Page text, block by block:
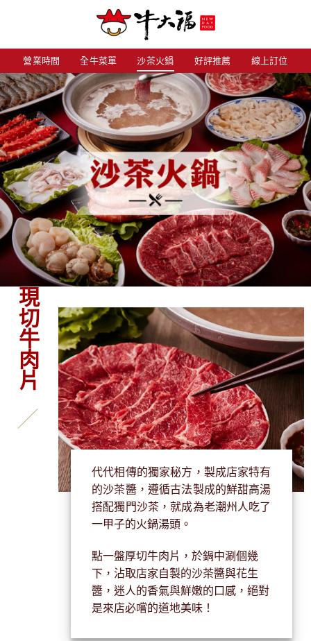
營業時間 全牛菜單 沙茶火鍋 好評推薦 線上訂位
現切牛肉片
代代相傳的獨家秘方，製成店家特有
的沙茶醬，遵循古法製成的鮮甜高湯
搭配獨門沙茶，就成為老潮州人吃了
一甲子的火鍋湯頭。
點一盤厚切牛肉片，於鍋中涮個幾
下，沾取店家自製的沙茶醬與花生
醬，迷人的香氣與鮮嫩的口感，絕對
是來店必嚐的道地美味！